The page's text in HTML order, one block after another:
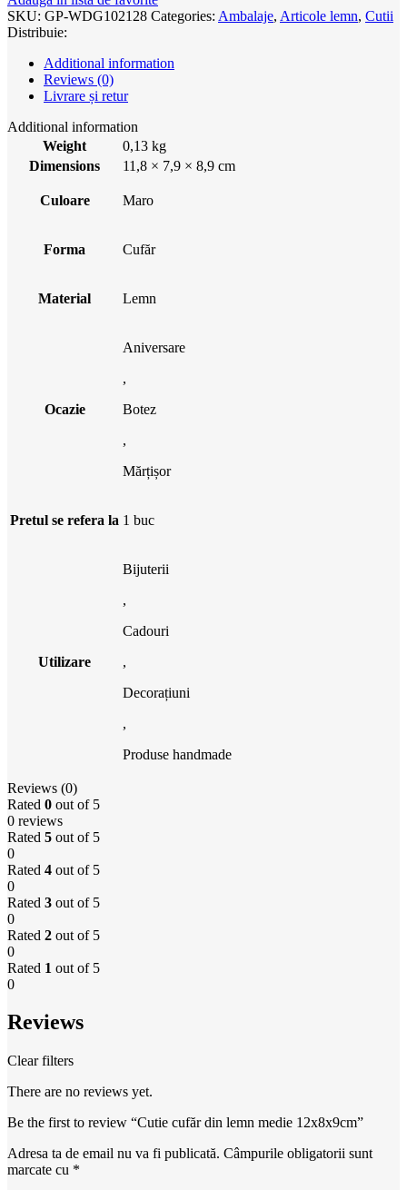
SKU: GP-WDG102128 Categories: Ambalaje, Articole lemn, Cutii
Distribuie:
Additional information
Reviews (0)
Livrare și retur
Additional information
Weight
0,13 kg
Dimensions
11,8 × 7,9 × 8,9 cm
Culoare Maro
Forma Cufăr
Material Lemn
Ocazie
Aniversare
,
Botez
,
Mărțișor
Pretul se refera la 1 buc
Utilizare
Bijuterii
,
Cadouri
,
Decorațiuni
,
Produse handmade
Reviews (0)
Rated 0 out of 5
0 reviews
Rated 5 out of 5
0
Rated 4 out of 5
0
Rated 3 out of 5
0
Rated 2 out of 5
0
Rated 1 out of 5
0
Reviews
Clear filters
There are no reviews yet.
Be the first to review “Cutie cufăr din lemn medie 12x8x9cm”
Adresa ta de email nu va fi publicată. Câmpurile obligatorii sunt
marcate cu *